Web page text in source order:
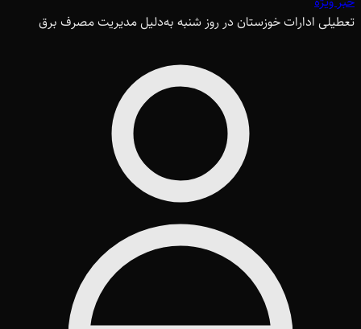
تعطیلی ادارات خوزستان در روز شنبه به‌دلیل مدیریت مصرف برق